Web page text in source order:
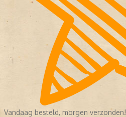
Vandaag besteld, morgen verzonden!